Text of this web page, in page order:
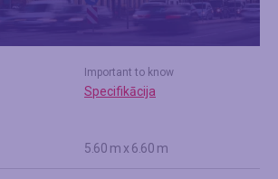
Important to know
Specifikācija
5.60 m x 6.60 m